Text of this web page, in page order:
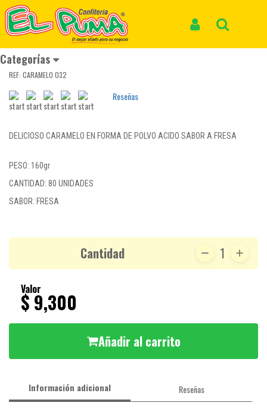
Categorías
Inicio
Productos
CARAMELO POLVO ACIDO SUPER HIPER ACIDO FRESA *80und *160gr
CARAMELO POLVO ACIDO SUPER HIPER
ACIDO FRESA *80und *160gr
REF: CARAMELO 032
Reseñas
DELICIOSO CARAMELO EN FORMA DE POLVO ACIDO SABOR A FRESA
PESO: 160gr
CANTIDAD: 80 UNIDADES
SABOR: FRESA
Cantidad 1
Valor
$ 9,300
Añadir al carrito
Información adicional Reseñas